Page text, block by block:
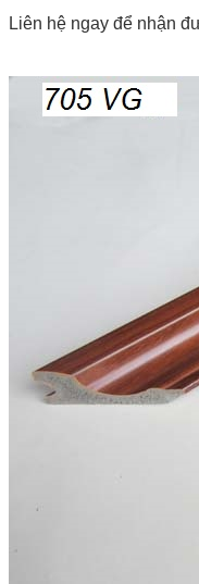
Liên hệ ngay để nhận